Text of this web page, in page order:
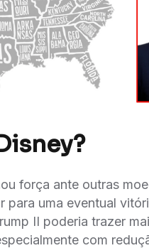
força ante outras
uma eventual
II poderia trazer
com